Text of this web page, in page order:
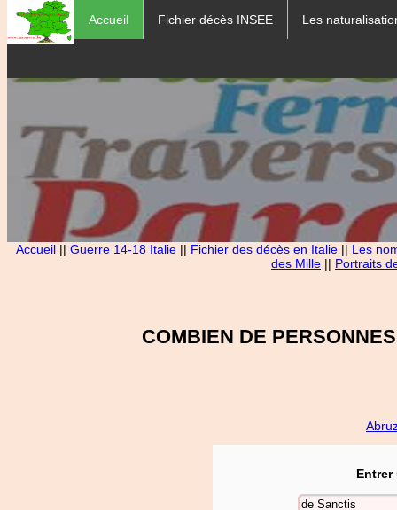
Accueil Fichier décès INSEE Les
Accueil || Guerre 14-18 Italie || Fichier des décès en Italie || Les
des Mille || Portraits
COMBIEN DE
Entrer